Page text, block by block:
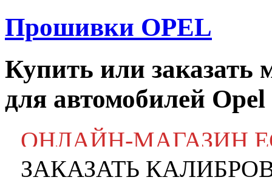
Прошивки OPEL
Купить или
для автомобилей
ОНЛАЙН-МАГАЗИН
ЗАКАЗАТЬ